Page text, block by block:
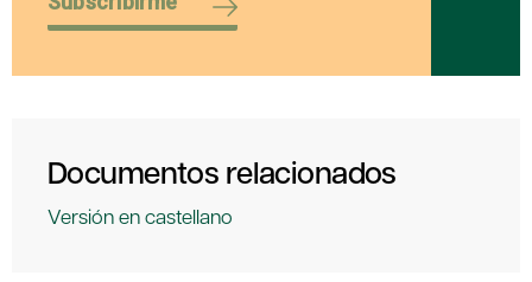
Documentos relacionados
Versión en castellano